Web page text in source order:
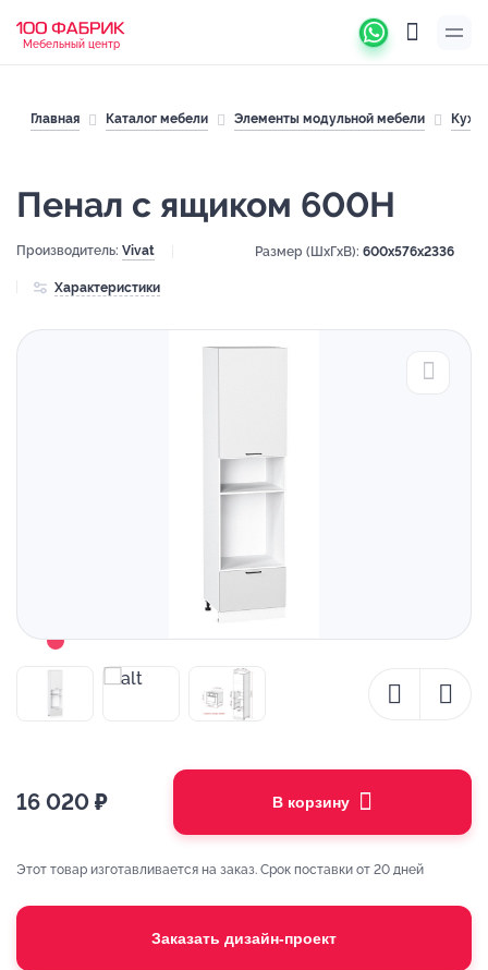
Мебельный центр
Главная Каталог мебели Элементы модульной мебели
Пенал с ящиком 600Н
Производитель: Vivat Размер (ШхГхВ): 600x576x2336
Характеристики
16 020 ₽ В корзину
Этот товар изготавливается на заказ. Срок поставки от 20 дней
Заказать дизайн-проект